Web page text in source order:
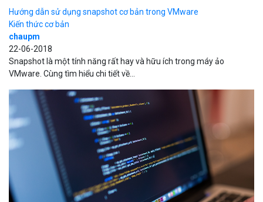
Hướng dẫn sử dụng snapshot cơ bản trong VMware
Kiến thức cơ bản
chaupm
22-06-2018
Snapshot là một tính năng rất hay và hữu ích trong máy ảo
VMware. Cùng tìm hiểu chi tiết về...